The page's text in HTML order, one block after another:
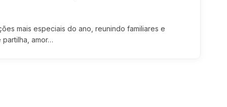
mais especiais do ano, reunindo familiares e
partilha, amor…